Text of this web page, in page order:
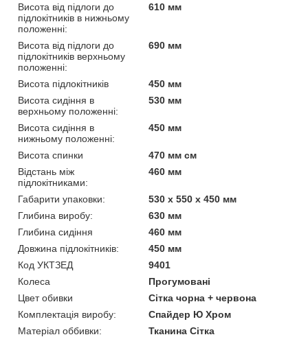
Висота від підлоги до
підлокітників в нижньому
положенні:
610 мм
Висота від підлоги до
підлокітників верхньому
положенні:
690 мм
Висота підлокітників
450 мм
Висота сидіння в
верхньому положенні:
530 мм
Висота сидіння в
нижньому положенні:
450 мм
Висота спинки
470 мм см
Відстань між
підлокітниками:
460 мм
Габарити упаковки:
530 x 550 x 450 мм
Глибина виробу:
630 мм
Глибина сидіння
460 мм
Довжина підлокітників:
450 мм
Код УКТЗЕД
9401
Колеса
Прогумовані
Цвет обивки
Сітка чорна + червона
Комплектація виробу:
Спайдер Ю Хром
Матеріал оббивки:
Тканина Сітка